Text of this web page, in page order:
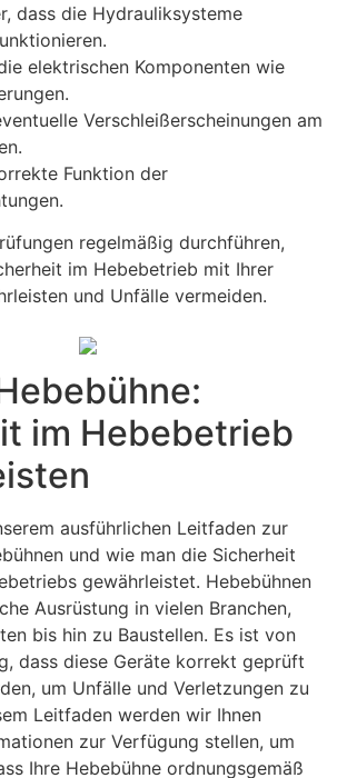
dass die Hydrauliksysteme
elektrischen Komponenten wie
Verschleißerscheinungen am
Funktion der
regelmäßig durchführen,
im Hebebetrieb mit Ihrer
und Unfälle vermeiden.
im Hebebetrieb
ausführlichen Leitfaden zur
und wie man die Sicherheit
gewährleistet. Hebebühnen
Ausrüstung in vielen Branchen,
bis hin zu Baustellen. Es ist von
dass diese Geräte korrekt geprüft
um Unfälle und Verletzungen zu
Leitfaden werden wir Ihnen
zur Verfügung stellen, um
Ihre Hebebühne ordnungsgemäß